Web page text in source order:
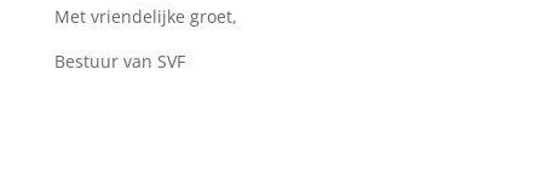
Met vriendelijke groet,
Bestuur van SVF